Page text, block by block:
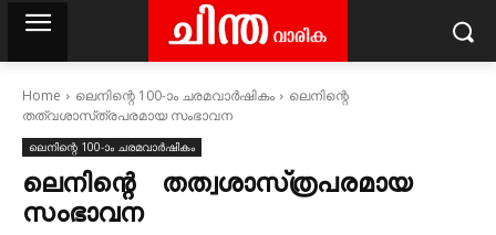
Home ലെനിന്റെ 100‐ാം ചരമവാർഷികം
ലെനിന്റെ
തത്വശാസ്‌ത്രപരമായ സംഭാവന
ലെനിന്റെ 100‐ാം ചരമവാർഷികം
ലെനിന്റെ തത്വശാസ്‌ത്രപരമായ
സംഭാവന